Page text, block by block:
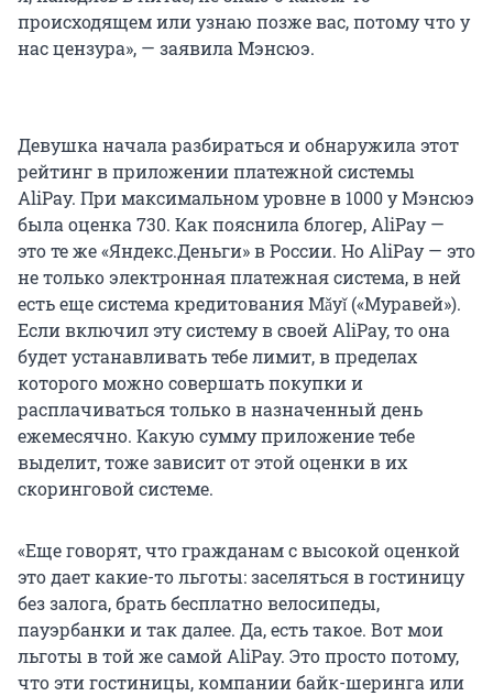
происходящем или узнаю позже вас, потому что у
нас цензура», — заявила Мэнсюэ.
Девушка начала разбираться и обнаружила этот
рейтинг в приложении платежной системы
AliPay. При максимальном уровне в 1000 у Мэнсюэ
была оценка 730. Как пояснила блогер, AliPay —
это те же «Яндекс.Деньги» в России. Но AliPay — это
не только электронная платежная система, в ней
есть еще система кредитования Mǎyǐ («Муравей»).
Если включил эту систему в своей AliPay, то она
будет устанавливать тебе лимит, в пределах
которого можно совершать покупки и
расплачиваться только в назначенный день
ежемесячно. Какую сумму приложение тебе
выделит, тоже зависит от этой оценки в их
скоринговой системе.
«Еще говорят, что гражданам с высокой оценкой
это дает какие-то льготы: заселяться в гостиницу
без залога, брать бесплатно велосипеды,
пауэрбанки и так далее. Да, есть такое. Вот мои
льготы в той же самой AliPay. Это просто потому,
что эти гостиницы, компании байк-шеринга или